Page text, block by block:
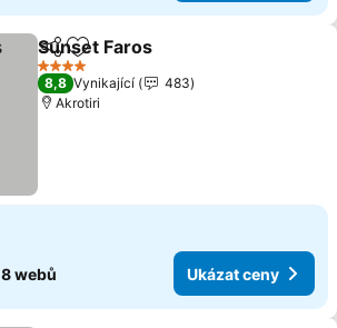
SdíletPřidat na seznam oblíbených
Sunset Faros
4 Počet hvězdiček
8,8 Vynikající
483
Akrotiri
8 webů Ukázat ceny